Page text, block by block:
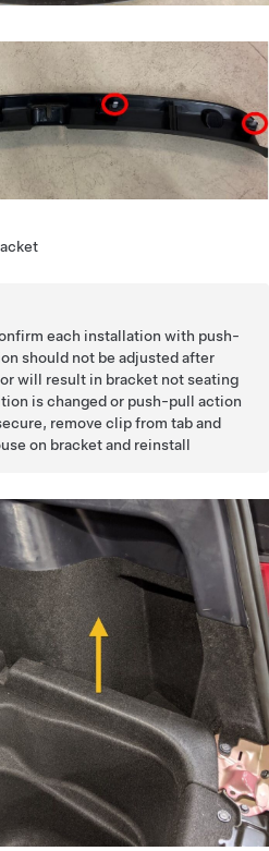
each installation with push-
should not be adjusted after
will result in bracket not seating
is changed or push-pull action
remove clip from tab and
on bracket and reinstall